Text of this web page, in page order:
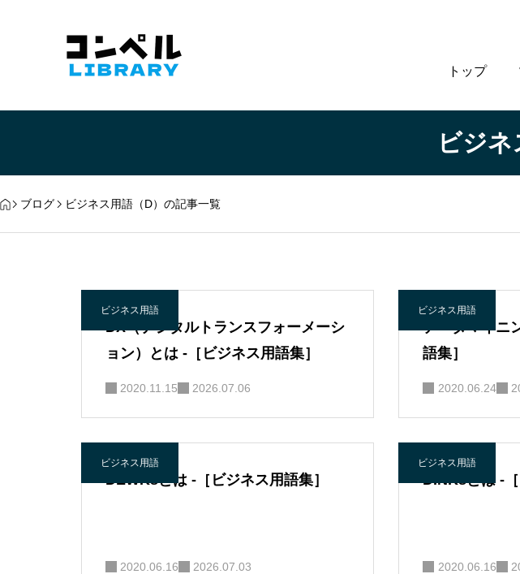
トップ
ビジネ
ブログ ビジネス用語（D）の記事一覧
ビジネス用語
DX（デジタルトランスフォーメーシ
ョン）とは -［ビジネス用語集］
2020.11.15 2026.07.06
ビジネス用語
データマイニ
語集］
2020.06.24
ビジネス用語
DEWKsとは -［ビジネス用語集］
2020.06.16 2026.07.03
ビジネス用語
DINKsとは -［
2020.06.16